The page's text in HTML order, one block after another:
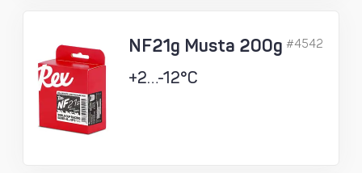
NF21g Musta 200g
+2…-12°C
#4542